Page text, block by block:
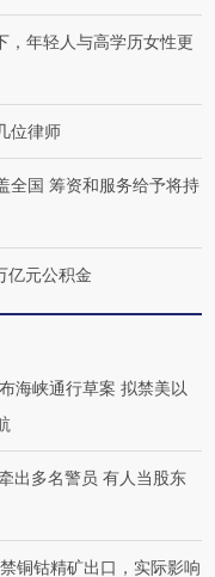
，年轻人与高学历女性更
位律师
全国 筹资和服务给予将持
亿元公积金
海峡通行草案 拟禁美以
出多名警员 有人当股东
铜钴精矿出口，实际影响